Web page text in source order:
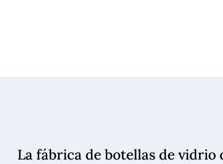
La fábrica de botellas de